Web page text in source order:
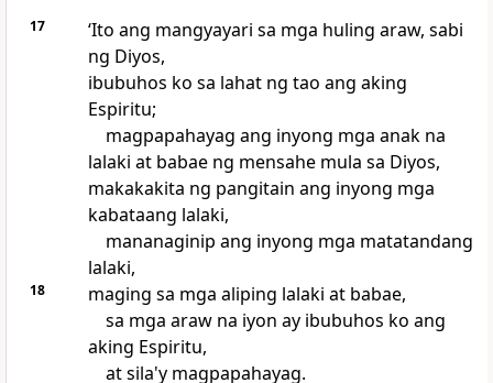
17
‘Ito ang mangyayari sa mga huling araw, sabi
ng Diyos,
ibubuhos ko sa lahat ng tao ang aking
Espiritu;
magpapahayag ang inyong mga anak na
lalaki at babae ng mensahe mula sa Diyos,
makakakita ng pangitain ang inyong mga
kabataang lalaki,
mananaginip ang inyong mga matatandang
lalaki,
18
maging sa mga aliping lalaki at babae,
sa mga araw na iyon ay ibubuhos ko ang
aking Espiritu,
at sila'y magpapahayag.